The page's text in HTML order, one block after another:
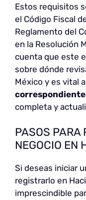
Estos requisitos
el Código Fiscal
Reglamento del
en la Resolución
cuenta que este
sobre dónde
México y es vital
completa y
PASOS PARA
NEGOCIO EN
Si deseas iniciar
registrarlo en
imprescindible